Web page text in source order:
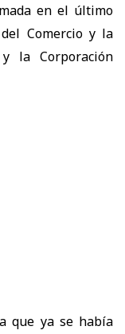
en el último
Comercio y la
y la Corporación
que ya se había